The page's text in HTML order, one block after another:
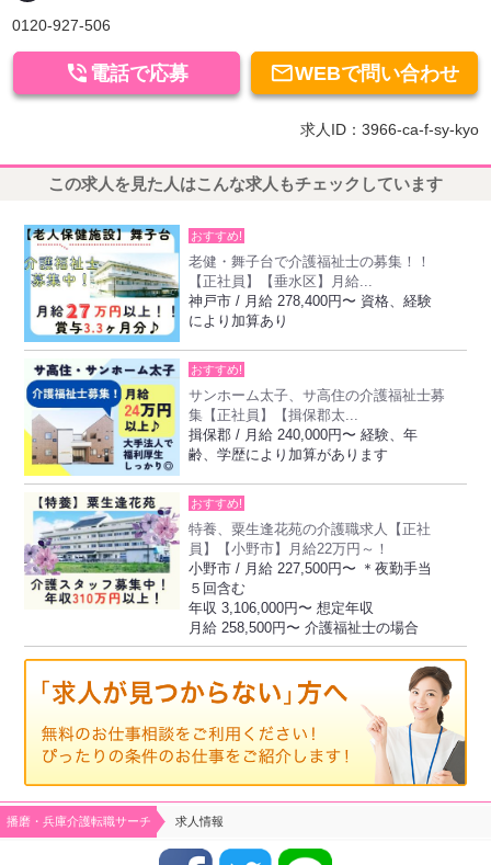
0120-927-506
WEBで問い合わせ
 電話で応募
求人ID：3966-ca-f-sy-kyo
この求人を見た人はこんな求人もチェックしています
おすすめ!
老健・舞子台で介護福祉士の募集！！
【正社員】【垂水区】月給...
神戸市 / 月給 278,400円〜 資格、経験
により加算あり
おすすめ!
サンホーム太子、サ高住の介護福祉士募
集【正社員】【揖保郡太...
揖保郡 / 月給 240,000円〜 経験、年
齢、学歴により加算があります
おすすめ!
特養、粟生逢花苑の介護職求人【正社
員】【小野市】月給22万円～！
小野市 / 月給 227,500円〜 ＊夜勤手当
５回含む
年収 3,106,000円〜 想定年収
月給 258,500円〜 介護福祉士の場合
播磨・兵庫介護転職サーチ 求人情報